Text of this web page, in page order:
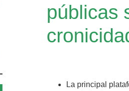
públicas
La principal